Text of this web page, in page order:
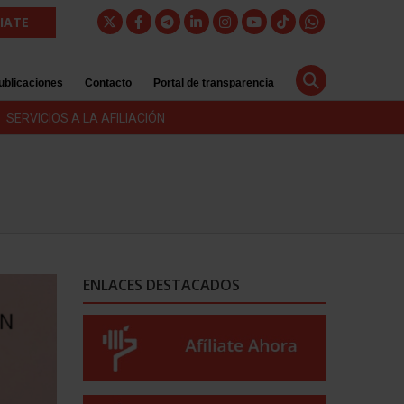
Contacto Portal de transparencia
SERVICIOS A LA AFILIACIÓN
ENLACES DESTACADOS